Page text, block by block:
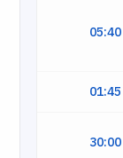
05:40
01:45
30:00